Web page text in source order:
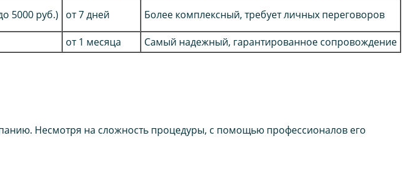
5000 руб.) от 7 дней Более комплексный, требует личных переговоров
от 1 месяца Самый надежный, гарантированное сопровождение
Несмотря на сложность процедуры, с помощью профессионалов его